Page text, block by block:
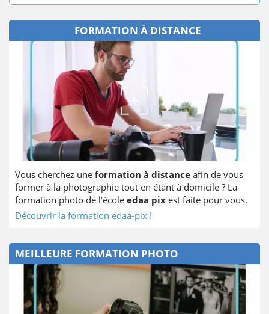
FORMATION À DISTANCE
Vous cherchez une formation à distance afin de vous
former à la photographie tout en étant à domicile ? La
formation photo de l’école edaa pix est faite pour vous.
Découvrir la formation edaa-pix !
MEILLEURE FORMATION PHOTO